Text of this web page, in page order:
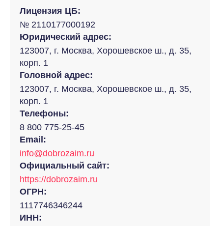
Лицензия ЦБ:
№ 2110177000192
Юридический адрес:
123007, г. Москва, Хорошевское ш., д. 35,
корп. 1
Головной адрес:
123007, г. Москва, Хорошевское ш., д. 35,
корп. 1
Телефоны:
8 800 775-25-45
Email:
info@dobrozaim.ru
Официальный сайт:
https://dobrozaim.ru
ОГРН:
1117746346244
ИНН: